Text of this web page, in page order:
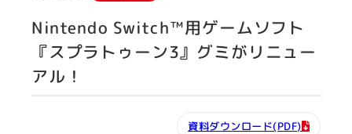
Nintendo Switch™用ゲームソフト
『スプラトゥーン3』グミがリニュー
アル！
資料ダウンロード(PDF)